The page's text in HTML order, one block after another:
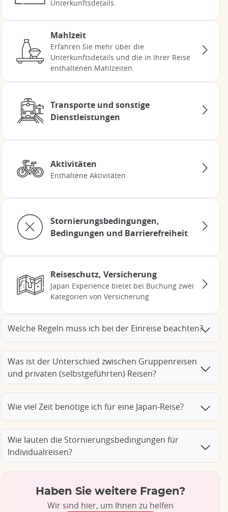
Unterkunftsdetails.
Mahlzeit
Erfahren Sie mehr über die
Unterkunftsdetails und die in Ihrer Reise
enthaltenen Mahlzeiten.
Transporte und sonstige
Dienstleistungen
Aktivitäten
Enthaltene Aktivitäten
Stornierungsbedingungen,
Bedingungen und Barrierefreiheit
Reiseschutz, Versicherung
Japan Experience bietet bei Buchung zwei
Kategorien von Versicherung
Welche Regeln muss ich bei der Einreise beachten?
Was ist der Unterschied zwischen Gruppenreisen
und privaten (selbstgeführten) Reisen?
Wie viel Zeit benötige ich für eine Japan-Reise?
Wie lauten die Stornierungsbedingungen für
Individualreisen?
Haben Sie weitere Fragen?
Wir sind hier, um Ihnen zu helfen